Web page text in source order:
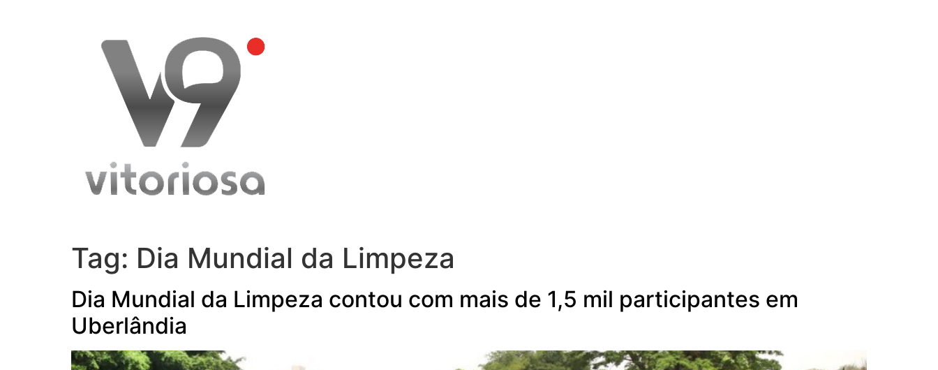
Tag: Dia Mundial da Limpeza
Dia Mundial da Limpeza contou com mais de 1,5 mil participantes em
Uberlândia